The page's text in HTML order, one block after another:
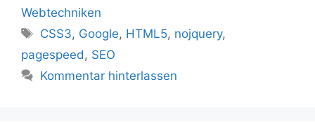
Webtechniken
Schlagwörter
CSS3, Google, HTML5, nojquery,
pagespeed, SEO
Kommentar hinterlassen